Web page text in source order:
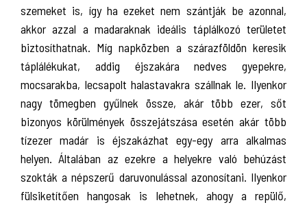
szemeket is, így ha ezeket nem szántják be azonnal,
akkor azzal a madaraknak ideális táplálkozó területet
biztosíthatnak. Míg napközben a szárazföldön keresik
táplálékukat, addig éjszakára nedves gyepekre,
mocsarakba, lecsapolt halastavakra szállnak le. Ilyenkor
nagy tömegben gyűlnek össze, akár több ezer, sőt
bizonyos körülmények összejátszása esetén akár több
tízezer madár is éjszakázhat egy-egy arra alkalmas
helyen. Általában az ezekre a helyekre való behúzást
szokták a népszerű daruvonulással azonosítani. Ilyenkor
fülsiketítően hangosak is lehetnek, ahogy a repülő,